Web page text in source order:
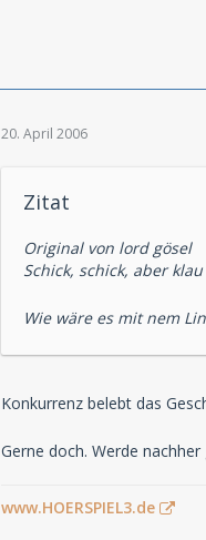
20. April 2006
Zitat
Original von lord gösel
Schick, schick, aber
Wie wäre es mit nem
Konkurrenz belebt das
Gerne doch. Werde
www.HOERSPIEL3.de